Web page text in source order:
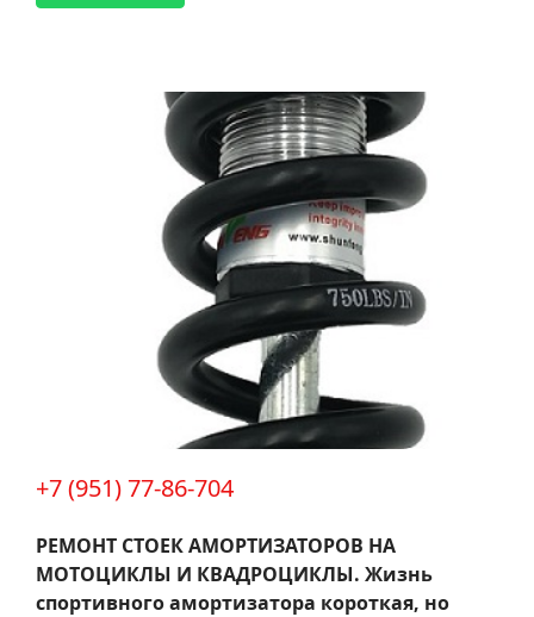
+7 (951) 77-86-704
РЕМОНТ СТОЕК АМОРТИЗАТОРОВ НА
МОТОЦИКЛЫ И КВАДРОЦИКЛЫ. Жизнь
спортивного амортизатора короткая, но